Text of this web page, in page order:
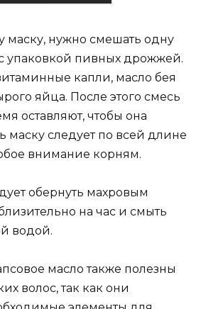
маску, нужно смешать одну
упаковкой пивных дрожжей.
капли, масло бея
яйца. После этого смесь
оставляют, чтобы она
маску следует по всей длине
внимание корням.
обернуть махровым
на час и смыть
водой.
масло также полезны
волос, так как они